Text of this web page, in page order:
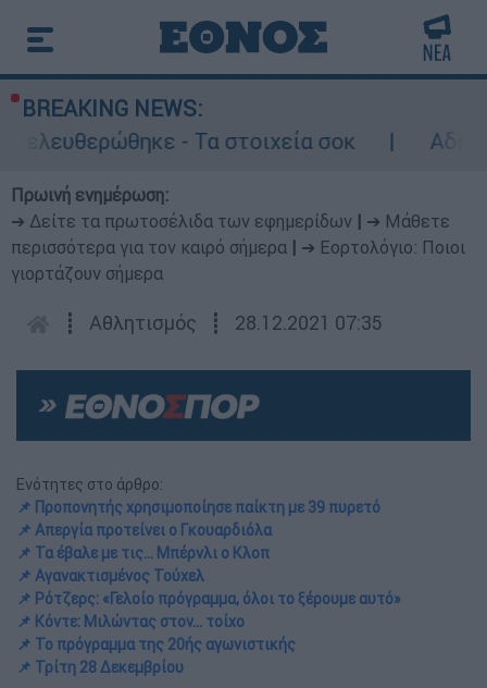
BREAKING NEWS:
- Τα στοιχεία σοκ
Αδειάζει η
Πρωινή ενημέρωση:
➔ Δείτε τα πρωτοσέλιδα των εφημερίδων
➔ Μάθετε
περισσότερα για τον καιρό σήμερα
➔ Εορτολόγιο: Ποιοι
γιορτάζουν σήμερα
┋ Αθλητισμός ┋ 28.12.2021 07:35
Ενότητες στο άρθρο:
📌 Προπονητής χρησιμοποίησε παίκτη με 39 πυρετό
📌 Απεργία προτείνει ο Γκουαρδιόλα
📌 Τα έβαλε με τις... Μπέρνλι ο Κλοπ
📌 Αγανακτισμένος Τούχελ
📌 Ρότζερς: «Γελοίο πρόγραμμα, όλοι το ξέρουμε αυτό»
📌 Κόντε: Μιλώντας στον... τοίχο
📌 Το πρόγραμμα της 20ής αγωνιστικής
📌 Τρίτη 28 Δεκεμβρίου